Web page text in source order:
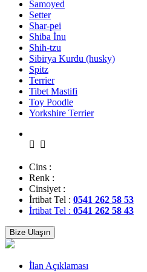
Samoyed
Setter
Shar-pei
Shiba İnu
Shih-tzu
Sibirya Kurdu (husky)
Spitz
Terrier
Tibet Mastifi
Toy Poodle
Yorkshire Terrier
Cins :
Renk :
Cinsiyet :
İrtibat Tel : 0541 262 58 53
İrtibat Tel : 0541 262 58 43
Bize Ulaşın
İlan Açıklaması